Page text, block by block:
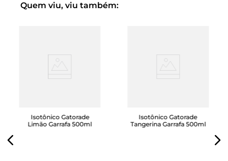
Zero açúcares
Quem viu, viu também:
Isotônico Gatorade
Limão Garrafa 500ml
Isotônico Gatorade
Tangerina Garrafa 500ml